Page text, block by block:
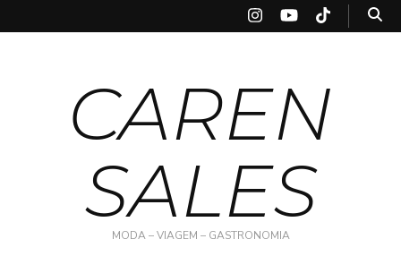
CAREN
SALES
MODA – VIAGEM – GASTRONOMIA